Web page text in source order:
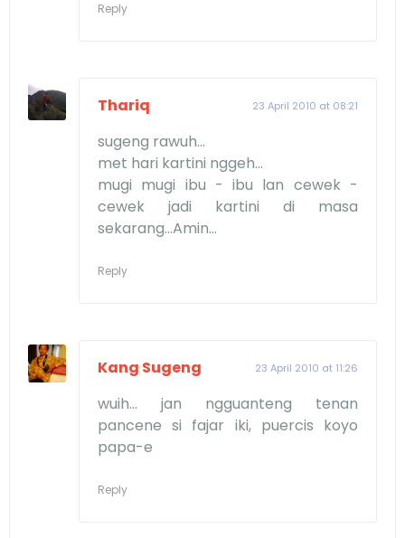
Reply
Thariq 23 April 2010 at 08:21
sugeng rawuh...
met hari kartini nggeh...
mugi mugi ibu - ibu lan cewek -
cewek jadi kartini di masa
sekarang...Amin...
Reply
Kang Sugeng 23 April 2010 at 11:26
wuih... jan ngguanteng tenan
pancene si fajar iki, puercis koyo
papa-e
Reply